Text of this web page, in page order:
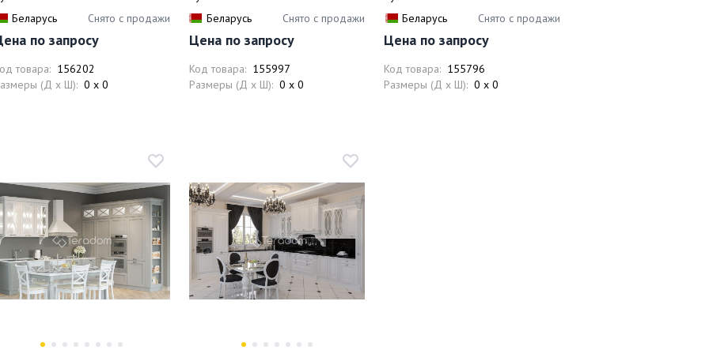
Беларусь
Снято с продажи
по запросу
товара: 156202
(Д x Ш): 0 x 0
Беларусь
Снято с продажи
Цена по запросу
Код товара: 155997
Размеры (Д x Ш): 0 x 0
Беларусь
Снято с продажи
Цена по запросу
Код товара: 155796
Размеры (Д x Ш): 0 x 0